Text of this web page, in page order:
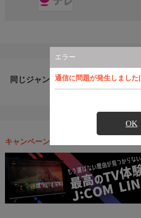
エラー
通信に問題が発生しまし
OK
同じジャンルのおすすめ番組
キャンペーン・お得な情報